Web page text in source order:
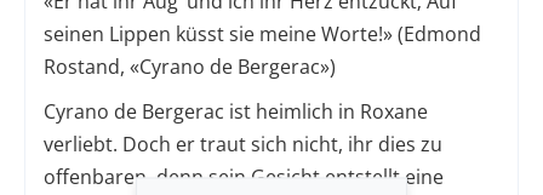
seinen Lippen küsst sie meine Worte!» (Edmond
Rostand, «Cyrano de Bergerac»)
Cyrano de Bergerac ist heimlich in Roxane
verliebt. Doch er traut sich nicht, ihr dies zu
offenbaren, denn sein Gesicht entstellt eine